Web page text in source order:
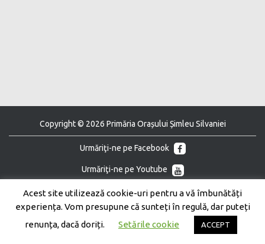
Copyright © 2026 Primăria Orașului Șimleu Silvaniei
Urmăriţi-ne pe Facebook
Urmăriţi-ne pe Youtube
Acest site utilizează cookie-uri pentru a vă îmbunătăți
experiența. Vom presupune că sunteți în regulă, dar puteți
renunța, dacă doriți.
Setările cookie ACCEPT